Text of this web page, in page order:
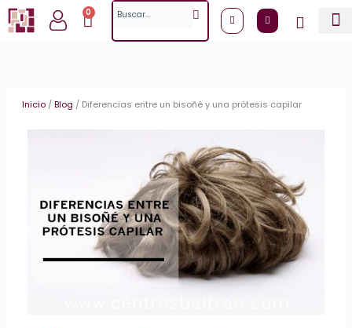
al
0
CartSearch
Inicio/Blog / Diferencias entre un bisoñé y una prótesis capilar